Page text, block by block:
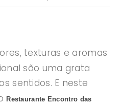
texturas e aromas
são uma grata
sentidos. E neste
Restaurante Encontro das